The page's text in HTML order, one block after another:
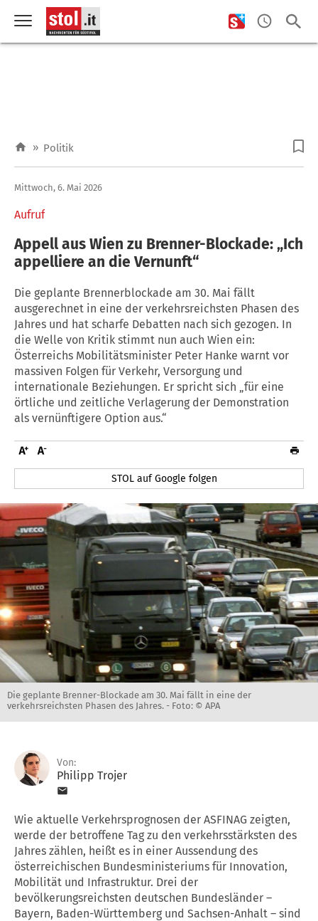
» Politik
Aufruf
Mittwoch, 6. Mai 2026
Appell aus Wien zu Brenner-Blockade: „Ich
appelliere an die Vernunft“
Die geplante Brennerblockade am 30. Mai fällt
ausgerechnet in eine der verkehrsreichsten Phasen des
Jahres und hat scharfe Debatten nach sich gezogen. In
die Welle von Kritik stimmt nun auch Wien ein:
Österreichs Mobilitätsminister Peter Hanke warnt vor
massiven Folgen für Verkehr, Versorgung und
internationale Beziehungen. Er spricht sich „für eine
örtliche und zeitliche Verlagerung der Demonstration
als vernünftigere Option aus.“
STOL auf Google folgen
Die geplante Brenner-Blockade am 30. Mai fällt in eine der
verkehrsreichsten Phasen des Jahres. - Foto: © APA
Von:
Philipp Trojer
Wie aktuelle Verkehrsprognosen der ASFINAG zeigten,
werde der betroffene Tag zu den verkehrsstärksten des
Jahres zählen, heißt es in einer Aussendung des
österreichischen Bundesministeriums für Innovation,
Mobilität und Infrastruktur. Drei der
bevölkerungsreichsten deutschen Bundesländer –
Bayern, Baden-Württemberg und Sachsen-Anhalt – sind